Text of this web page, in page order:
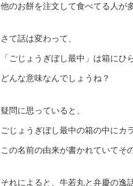
他のお餅を注文して食べてる人が
さて話は変わって、
「ごじょうぎぼし最中」は箱にひ
どんな意味なんでしょうね？
疑問に思っていると、
ごじょうぎぼし最中の箱の中にカ
この名前の由来が書かれていてそ
それによると、牛若丸と弁慶の逸